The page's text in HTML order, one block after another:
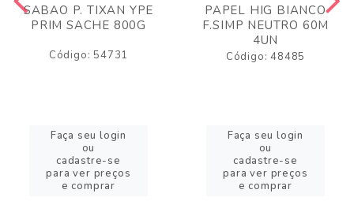
SABAO P. TIXAN YPE
PRIM SACHE 800G
Código: 54731
Faça seu login
ou
cadastre-se
para ver preços
e comprar
PAPEL HIG BIANCO
F.SIMP NEUTRO 60M
4UN
Código: 48485
Faça seu login
ou
cadastre-se
para ver preços
e comprar